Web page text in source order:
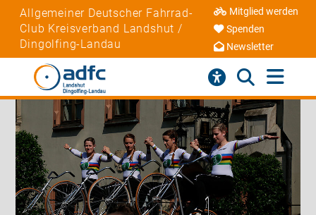
Allgemeiner Deutscher Fahrrad-
Club Kreisverband Landshut /
Dingolfing-Landau
Mitglied werden
Spenden
Newsletter